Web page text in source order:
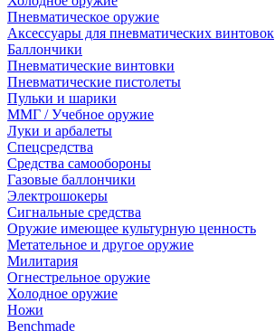
Пневматическое оружие
Аксессуары для пневматических винтовок
Баллончики
Пневматические винтовки
Пневматические пистолеты
Пульки и шарики
ММГ / Учебное оружие
Луки и арбалеты
Спецсредства
Средства самообороны
Газовые баллончики
Электрошокеры
Сигнальные средства
Оружие имеющее культурную ценность
Метательное и другое оружие
Милитария
Огнестрельное оружие
Холодное оружие
Ножи
Benchmade